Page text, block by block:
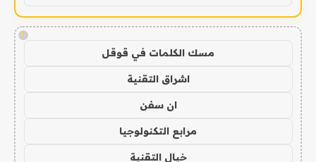
!
مسك الكلمات في قوقل
اشراق التقنية
ان سفن
مرابع التكنولوجيا
خيال التقنية